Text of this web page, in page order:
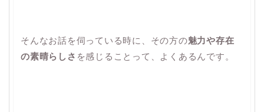
そんなお話を伺っている時に、その方の魅力や存在
の素晴らしさ を感じることって、よくあるんです。